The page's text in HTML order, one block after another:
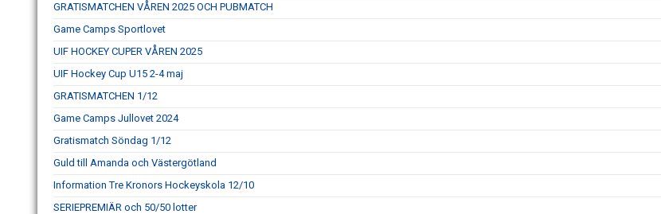
GRATISMATCHEN VÅREN 2025 OCH PUBMATCH
Game Camps Sportlovet
UIF HOCKEY CUPER VÅREN 2025
UIF Hockey Cup U15 2-4 maj
GRATISMATCHEN 1/12
Game Camps Jullovet 2024
Gratismatch Söndag 1/12
Guld till Amanda och Västergötland
Information Tre Kronors Hockeyskola 12/10
SERIEPREMIÄR och 50/50 lotter